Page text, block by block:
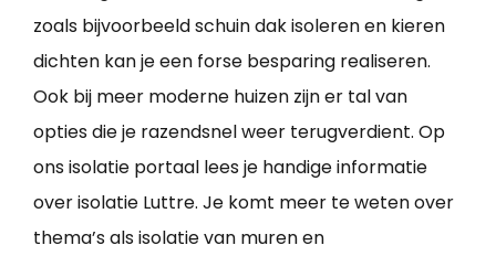
zoals bijvoorbeeld schuin dak isoleren en kieren
dichten kan je een forse besparing realiseren.
Ook bij meer moderne huizen zijn er tal van
opties die je razendsnel weer terugverdient. Op
ons isolatie portaal lees je handige informatie
over isolatie Luttre. Je komt meer te weten over
thema’s als isolatie van muren en